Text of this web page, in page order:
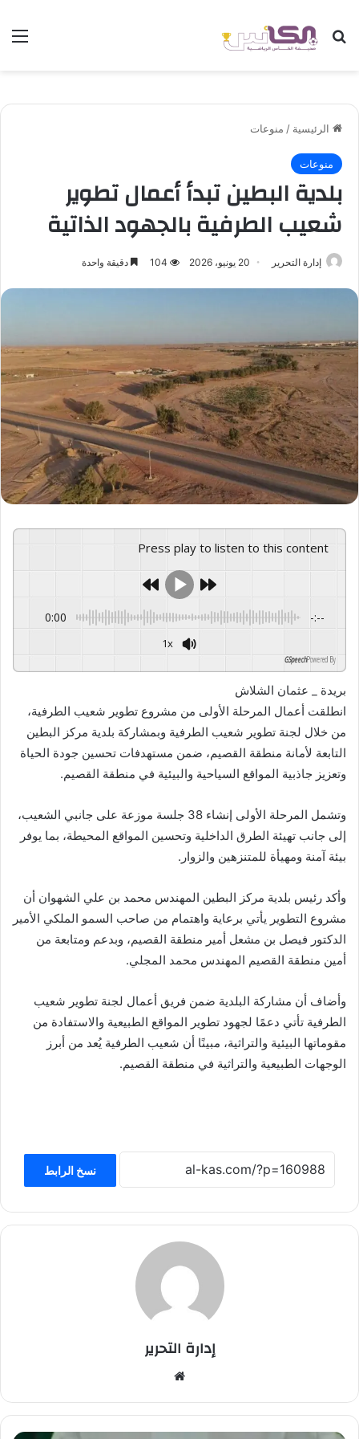
بحث عن
الرئيسية / منوعات
منوعات
بلدية البطين تبدأ أعمال تطوير
شعيب الطرفية بالجهود الذاتية
إدارة التحرير 20 يونيو، 2026 104 دقيقة واحدة
Press play to listen to this content
0:00 -:--
1x
Powered By
GSpeech
بريدة _ عثمان الشلاش
انطلقت أعمال المرحلة الأولى من مشروع تطوير شعيب الطرفية،
من خلال لجنة تطوير شعيب الطرفية وبمشاركة بلدية مركز البطين
التابعة لأمانة منطقة القصيم، ضمن مستهدفات تحسين جودة الحياة
وتعزيز جاذبية المواقع السياحية والبيئية في منطقة القصيم.
وتشمل المرحلة الأولى إنشاء 38 جلسة موزعة على جانبي الشعيب،
إلى جانب تهيئة الطرق الداخلية وتحسين المواقع المحيطة، بما يوفر
بيئة آمنة ومهيأة للمتنزهين والزوار.
وأكد رئيس بلدية مركز البطين المهندس محمد بن علي الشهوان أن
مشروع التطوير يأتي برعاية واهتمام من صاحب السمو الملكي الأمير
الدكتور فيصل بن مشعل أمير منطقة القصيم، وبدعم ومتابعة من
أمين منطقة القصيم المهندس محمد المجلي.
وأضاف أن مشاركة البلدية ضمن فريق أعمال لجنة تطوير شعيب
الطرفية تأتي دعمًا لجهود تطوير المواقع الطبيعية والاستفادة من
مقوماتها البيئية والتراثية، مبينًا أن شعيب الطرفية يُعد من أبرز
الوجهات الطبيعية والتراثية في منطقة القصيم.
نسخ الرابط
إدارة التحرير
الوي
ب